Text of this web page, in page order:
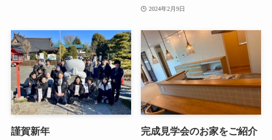
2024年2月9日
謹賀新年
完成見学会のお家をご紹介